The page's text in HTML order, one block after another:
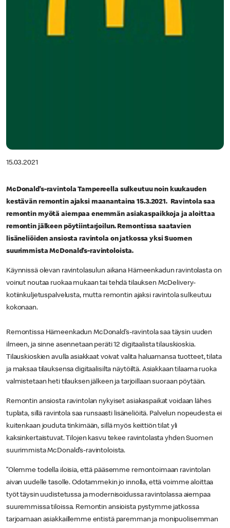
15.03.2021
McDonald’s-ravintola Tampereella sulkeutuu noin kuukauden
kestävän remontin ajaksi maanantaina 15.3.2021. Ravintola saa
remontin myötä aiempaa enemmän asiakaspaikkoja ja aloittaa
remontin jälkeen pöytiintarjoilun. Remontissa saatavien
lisäneliöiden ansiosta ravintola on jatkossa yksi Suomen
suurimmista McDonald’s-ravintoloista.
Käynnissä olevan ravintolasulun aikana Hämeenkadun ravintolasta on
voinut noutaa ruokaa mukaan tai tehdä tilauksen McDelivery-
kotiinkuljetuspalvelusta, mutta remontin ajaksi ravintola sulkeutuu
kokonaan.
Remontissa Hämeenkadun McDonald’s-ravintola saa täysin uuden
ilmeen, ja sinne asennetaan peräti 12 digitaalista tilauskioskia.
Tilauskioskien avulla asiakkaat voivat valita haluamansa tuotteet, tilata
ja maksaa tilauksensa digitaalisilta näytöiltä. Asiakkaan tilaama ruoka
valmistetaan heti tilauksen jälkeen ja tarjoillaan suoraan pöytään.
Remontin ansiosta ravintolan nykyiset asiakaspaikat voidaan lähes
tuplata, sillä ravintola saa runsaasti lisäneliöitä. Palvelun nopeudesta ei
kuitenkaan jouduta tinkimään, sillä myös keittiön tilat yli
kaksinkertaistuvat. Tilojen kasvu tekee ravintolasta yhden Suomen
suurimmista McDonald’s-ravintoloista.
”Olemme todella iloisia, että pääsemme remontoimaan ravintolan
aivan uudelle tasolle. Odotammekin jo innolla, että voimme aloittaa
työt täysin uudistetussa ja modernisoidussa ravintolassa aiempaa
suuremmissa tiloissa. Remontin ansioista pystymme jatkossa
tarjoamaan asiakkaillemme entistä paremman ja monipuolisemman